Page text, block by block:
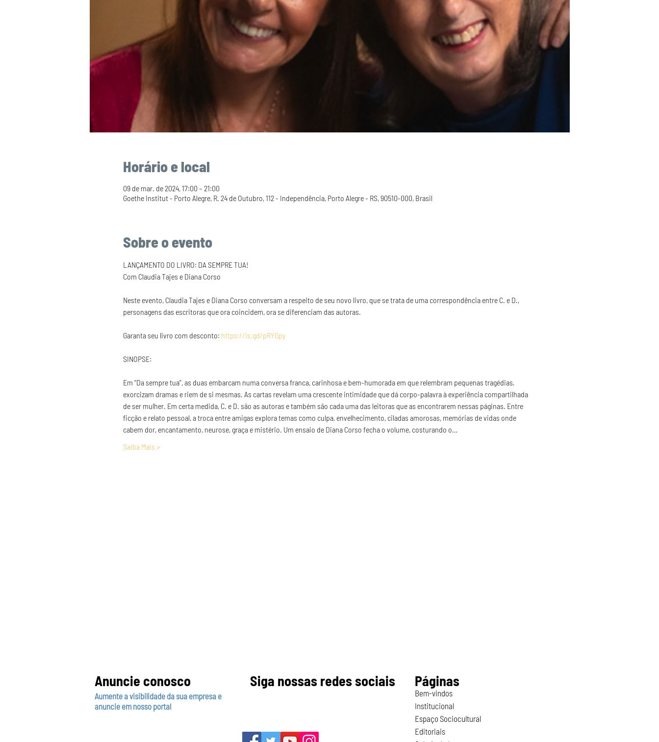
Horário e local
09 de mar. de 2024, 17:00 – 21:00
Goethe Institut - Porto Alegre, R. 24 de Outubro, 112 - Independência, Porto Alegre - RS, 90510-000, Brasil
Sobre o evento
LANÇAMENTO DO LIVRO: DA SEMPRE TUA!
Neste evento, Claudia Tajes e Diana Corso conversam a respeito de seu novo livro, que se trata de uma correspondência entre C. e D.,
personagens das escritoras que ora coincidem, ora se diferenciam das autoras.
Garanta seu livro com desconto: https://is.gd/pRYGpy
Em “Da sempre tua”, as duas embarcam numa conversa franca, carinhosa e bem-humorada em que relembram pequenas tragédias,
exorcizam dramas e riem de si mesmas. As cartas revelam uma crescente intimidade que dá corpo-palavra à experiência compartilhada
de ser mulher. Em certa medida, C. e D. são as autoras e também são cada uma das leitoras que as encontrarem nessas páginas. Entre
ficção e relato pessoal, a troca entre amigas explora temas como culpa, envelhecimento, ciladas amorosas, memórias de vidas onde
cabem dor, encantamento, neurose, graça e mistério. Um ensaio de Diana Corso fecha o volume, costurando o…
Saiba Mais >
Anuncie conosco Siga nossas redes sociais
Aumente a visibilidade da sua empresa e
anuncie em nosso portal
Páginas
Bem-vindos
Institucional
Espaço Sociocultural
Editoriais